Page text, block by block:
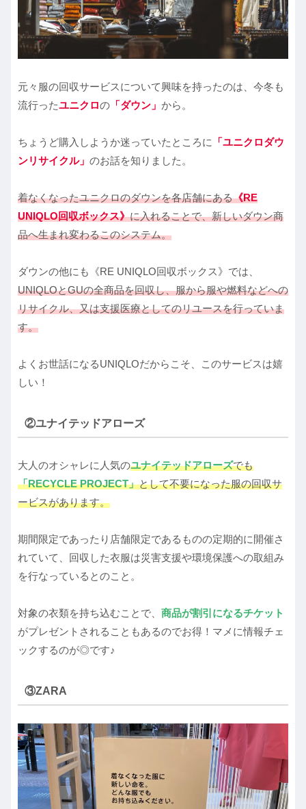
元々服の回収サービスについて興味を持ったのは、今冬も
流行ったユニクロの 「ダウン」 から。
ちょうど購入しようか迷っていたところに
「ユニクロダウ
ンリサイクル」 のお話を知りました。
着なくなったユニクロのダウンを各店舗にある《RE
UNIQLO回収ボックス》に入れることで、新しいダウン商
品へ生まれ変わるこのシステム。
ダウンの他にも《RE UNIQLO回収ボックス》では、
UNIQLOとGUの全商品を回収し、服から服や燃料などへの
リサイクル、又は支援医療としてのリユースを行っていま
す。
よくお世話になるUNIQLOだからこそ、このサービスは嬉
しい！
②ユナイテッドアローズ
大人のオシャレに人気のユナイテッドアローズでも
「RECYCLE PROJECT」として不要になった服の回収サ
ービスがあります。
期間限定であったり店舗限定であるものの定期的に開催さ
れていて、回収した衣服は災害支援や環境保護への取組み
を行なっているとのこと。
対象の衣類を持ち込むことで、 商品が割引になるチケット
がプレゼントされることもあるのでお得！マメに情報チェ
ックするのが◎です♪
③ZARA